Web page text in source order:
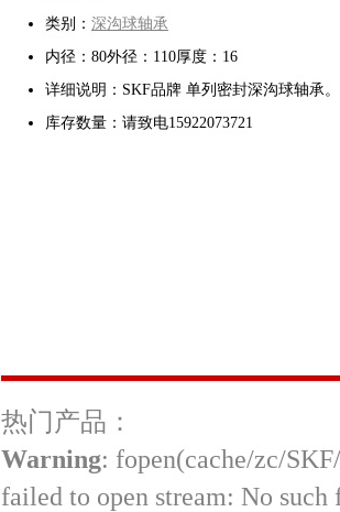
类别： 深沟球轴承
内径：80外径：110厚度：16
详细说明：SKF品牌 单列密封深沟球轴承。
库存数量：请致电15922073721
热门产品：
Warning: fopen(cache/zc/
failed to open stream: No